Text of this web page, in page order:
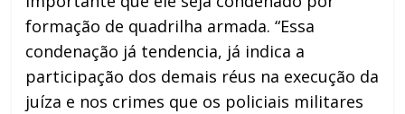
formação de quadrilha armada. “Essa
condenação já tendencia, já indica a
participação dos demais réus na execução da
juíza e nos crimes que os policiais militares